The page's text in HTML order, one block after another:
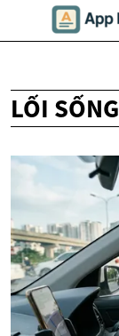
LỐI SỐNG